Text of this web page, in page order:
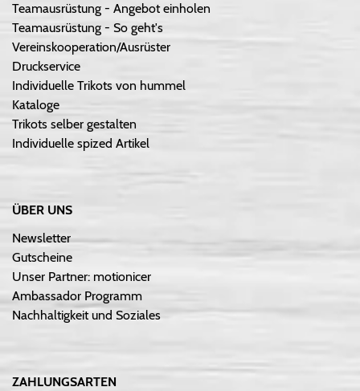
Teamausrüstung - Angebot einholen
Teamausrüstung - So geht's
Vereinskooperation/Ausrüster
Druckservice
Individuelle Trikots von hummel
Kataloge
Trikots selber gestalten
Individuelle spized Artikel
ÜBER UNS
Newsletter
Gutscheine
Unser Partner: motionicer
Ambassador Programm
Nachhaltigkeit und Soziales
ZAHLUNGSARTEN